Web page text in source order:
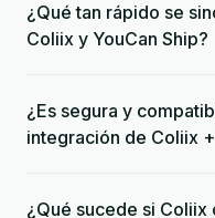
¿Qué tan rápido se
Coliix y YouCan Ship?
¿Es segura y
integración de Coliix
¿Qué sucede si Coliix